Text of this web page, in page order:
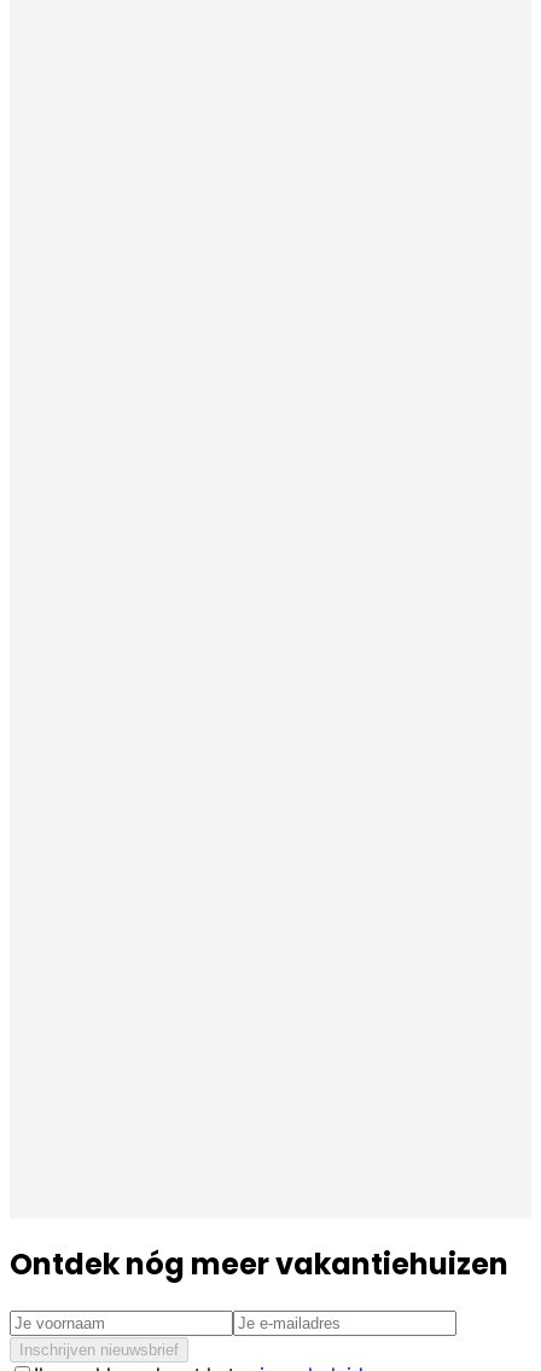
Ontdek nóg meer vakantiehuizen
Inschrijven nieuwsbrief